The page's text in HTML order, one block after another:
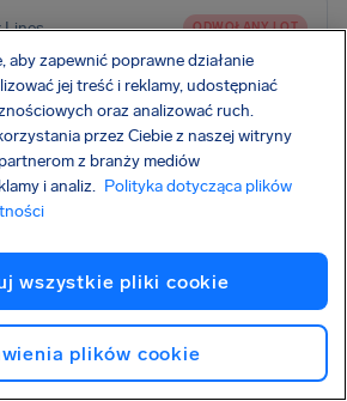
Lines ODWOŁANY LOT
• • Atlanta
20:10
odszkodowanie
ODWOŁANY LOT
aby zapewnić poprawne działanie
jej treść i reklamy, udostępniać
oraz analizować ruch.
przez Ciebie z naszej witryny
z branży mediów
i analiz. Polityka dotycząca plików
wszystkie pliki cookie
plików cookie